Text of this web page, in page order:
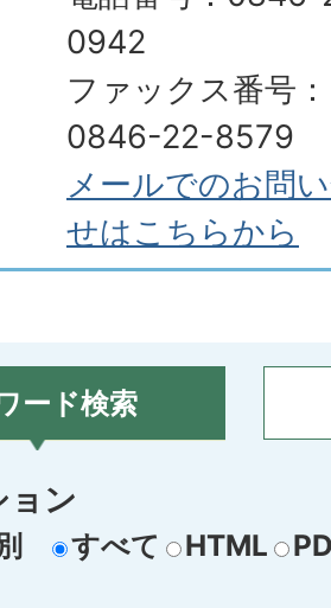
0942
ファックス番号：
0846-22-8579
メールでのお問
せはこちらから
ード検索
ョン
すべて HTML